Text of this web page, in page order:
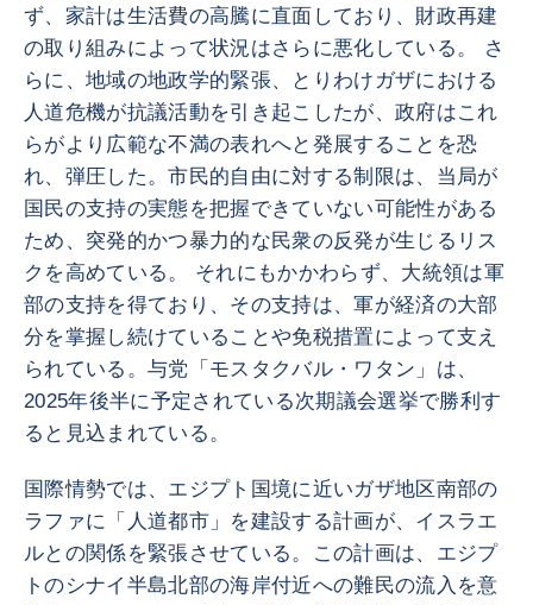
ず、家計は生活費の高騰に直面しており、財政再建
の取り組みによって状況はさらに悪化している。 さ
らに、地域の地政学的緊張、とりわけガザにおける
人道危機が抗議活動を引き起こしたが、政府はこれ
らがより広範な不満の表れへと発展することを恐
れ、弾圧した。市民的自由に対する制限は、当局が
国民の支持の実態を把握できていない可能性がある
ため、突発的かつ暴力的な民衆の反発が生じるリス
クを高めている。 それにもかかわらず、大統領は軍
部の支持を得ており、その支持は、軍が経済の大部
分を掌握し続けていることや免税措置によって支え
られている。与党「モスタクバル・ワタン」は、
2025年後半に予定されている次期議会選挙で勝利す
ると見込まれている。
国際情勢では、エジプト国境に近いガザ地区南部の
ラファに「人道都市」を建設する計画が、イスラエ
ルとの関係を緊張させている。この計画は、エジプ
トのシナイ半島北部の海岸付近への難民の流入を意